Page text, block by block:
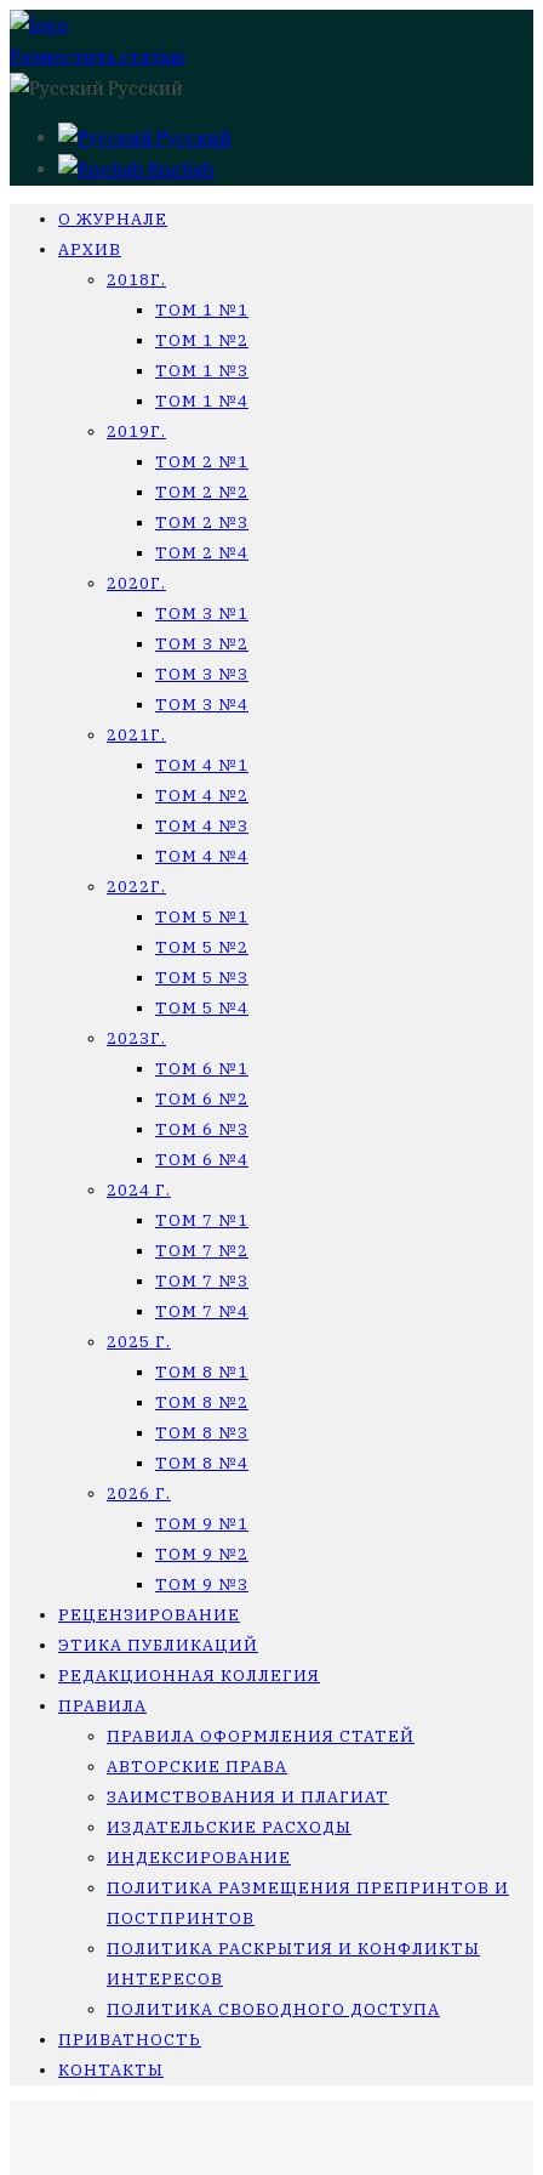
Разместить статью
Русский
Русский
English
О ЖУРНАЛЕ
АРХИВ
2018Г.
ТОМ 1 №1
ТОМ 1 №2
ТОМ 1 №3
ТОМ 1 №4
2019Г.
ТОМ 2 №1
ТОМ 2 №2
ТОМ 2 №3
ТОМ 2 №4
2020Г.
ТОМ 3 №1
ТОМ 3 №2
ТОМ 3 №3
ТОМ 3 №4
2021Г.
ТОМ 4 №1
ТОМ 4 №2
ТОМ 4 №3
ТОМ 4 №4
2022Г.
ТОМ 5 №1
ТОМ 5 №2
ТОМ 5 №3
ТОМ 5 №4
2023Г.
ТОМ 6 №1
ТОМ 6 №2
ТОМ 6 №3
ТОМ 6 №4
2024 Г.
ТОМ 7 №1
ТОМ 7 №2
ТОМ 7 №3
ТОМ 7 №4
2025 Г.
ТОМ 8 №1
ТОМ 8 №2
ТОМ 8 №3
ТОМ 8 №4
2026 Г.
ТОМ 9 №1
ТОМ 9 №2
ТОМ 9 №3
РЕЦЕНЗИРОВАНИЕ
ЭТИКА ПУБЛИКАЦИЙ
РЕДАКЦИОННАЯ КОЛЛЕГИЯ
ПРАВИЛА
ПРАВИЛА ОФОРМЛЕНИЯ СТАТЕЙ
АВТОРСКИЕ ПРАВА
ЗАИМСТВОВАНИЯ И ПЛАГИАТ
ИЗДАТЕЛЬСКИЕ РАСХОДЫ
ИНДЕКСИРОВАНИЕ
ПОЛИТИКА РАЗМЕЩЕНИЯ ПРЕПРИНТОВ И
ПОСТПРИНТОВ
ПОЛИТИКА РАСКРЫТИЯ И КОНФЛИКТЫ
ИНТЕРЕСОВ
ПОЛИТИКА СВОБОДНОГО ДОСТУПА
ПРИВАТНОСТЬ
КОНТАКТЫ